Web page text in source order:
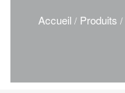
Accueil / Produits /